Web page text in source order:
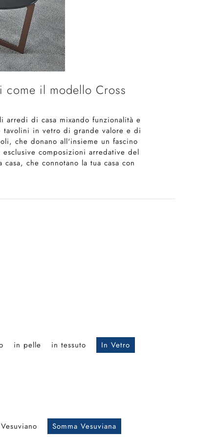
come il modello Cross
di casa mixando funzionalità e
tavolini in vetro di grande valore e di
che donano all'insieme un fascino
composizioni arredative del
che connotano la tua casa con
in pelle in tessuto In Vetro
Somma Vesuviana